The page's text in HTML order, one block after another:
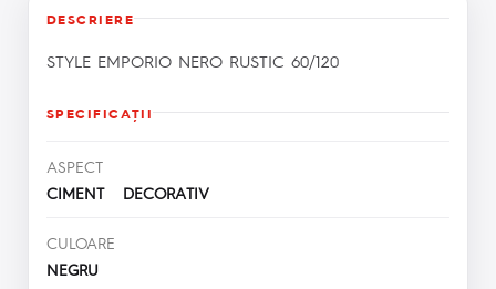
DESCRIERE
STYLE EMPORIO NERO RUSTIC 60/120
SPECIFICAŢII
ASPECT
CIMENT DECORATIV
CULOARE
NEGRU